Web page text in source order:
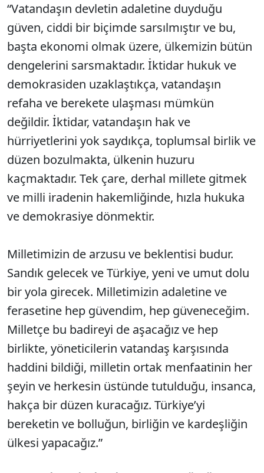
“Vatandaşın devletin adaletine duyduğu
güven, ciddi bir biçimde sarsılmıştır ve bu,
başta ekonomi olmak üzere, ülkemizin bütün
dengelerini sarsmaktadır. İktidar hukuk ve
demokrasiden uzaklaştıkça, vatandaşın
refaha ve berekete ulaşması mümkün
değildir. İktidar, vatandaşın hak ve
hürriyetlerini yok saydıkça, toplumsal birlik ve
düzen bozulmakta, ülkenin huzuru
kaçmaktadır. Tek çare, derhal millete gitmek
ve milli iradenin hakemliğinde, hızla hukuka
ve demokrasiye dönmektir.
Milletimizin de arzusu ve beklentisi budur.
Sandık gelecek ve Türkiye, yeni ve umut dolu
bir yola girecek. Milletimizin adaletine ve
ferasetine hep güvendim, hep güveneceğim.
Milletçe bu badireyi de aşacağız ve hep
birlikte, yöneticilerin vatandaş karşısında
haddini bildiği, milletin ortak menfaatinin her
şeyin ve herkesin üstünde tutulduğu, insanca,
hakça bir düzen kuracağız. Türkiye’yi
bereketin ve bolluğun, birliğin ve kardeşliğin
ülkesi yapacağız.”